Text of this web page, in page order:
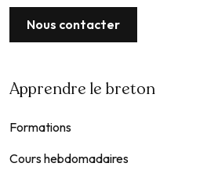
Nous contacter
Apprendre le breton
Formations
Cours hebdomadaires